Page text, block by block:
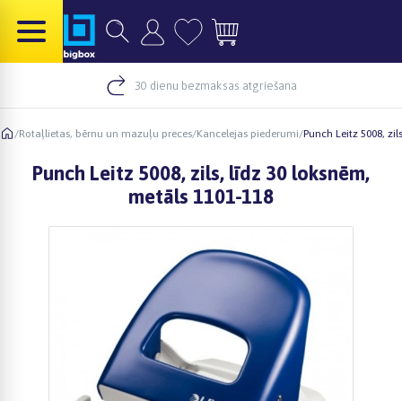
30 dienu bezmaksas atgriešana
/Rotaļlietas, bērnu un mazuļu preces/Kancelejas piederumi/Punch Leitz 5008,
Punch Leitz 5008, zils, līdz 30 loksnēm,
metāls 1101-118